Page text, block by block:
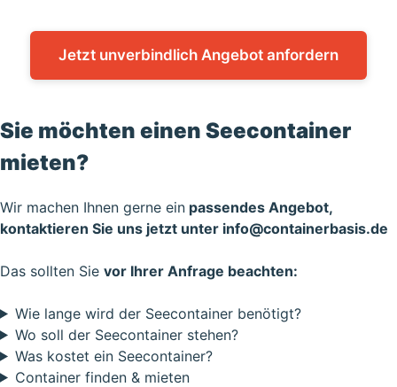
Jetzt unverbindlich Angebot anfordern
Sie möchten einen Seecontainer
mieten?
Wir machen Ihnen gerne ein passendes Angebot,
kontaktieren Sie uns jetzt unter info@containerbasis.de
Das sollten Sie vor Ihrer Anfrage beachten:
Wie lange wird der Seecontainer benötigt?
Wo soll der Seecontainer stehen?
Was kostet ein Seecontainer?
Container finden & mieten